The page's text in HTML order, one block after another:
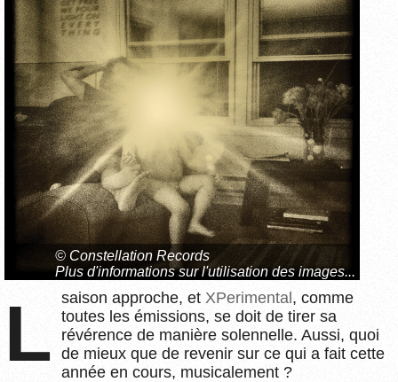
© Constellation Records
Plus d'informations sur l'utilisation des images...
L saison approche, et XPerimental, comme
toutes les émissions, se doit de tirer sa
révérence de manière solennelle. Aussi, quoi
de mieux que de revenir sur ce qui a fait cette
année en cours, musicalement ?